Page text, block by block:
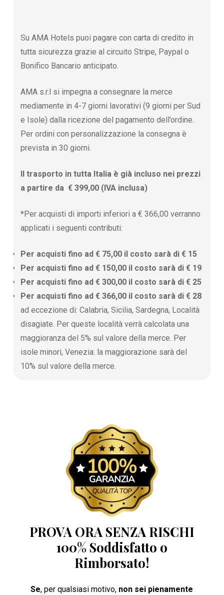
Su AMA Hotels puoi pagare con carta di credito in
tutta sicurezza grazie al circuito Stripe, Paypal o
Bonifico Bancario anticipato.
AMA s.r.l si impegna a consegnare la merce
mediamente in 4-7 giorni lavorativi (9 giorni per Sud
e Isole) dalla ricezione del pagamento dell’ordine.
Per ordini con personalizzazione la consegna è
prevista in 30 giorni.
Il trasporto in tutta Italia è già incluso nei prezzi
a partire da € 399,00 (IVA inclusa)
*Per acquisti di importi inferiori a € 366,00 verranno
applicati i seguenti contributi:
Per acquisti fino ad € 75,00 il costo sarà di € 15
Per acquisti fino ad € 150,00 il costo sarà di € 19
Per acquisti fino ad € 300,00 il costo sarà di € 25
Per acquisti fino ad € 366,00 il costo sarà di € 28
ad eccezione di: Calabria, Sicilia, Sardegna, Località
disagiate. Per queste località verrà calcolata una
maggioranza del 5% sul valore della merce. Per
isole minori, Venezia: la maggiorazione sarà del
10% sul valore della merce.
PROVA ORA SENZA RISCHI
100% Soddisfatto o
Rimborsato!
Se, per qualsiasi motivo, non sei pienamente